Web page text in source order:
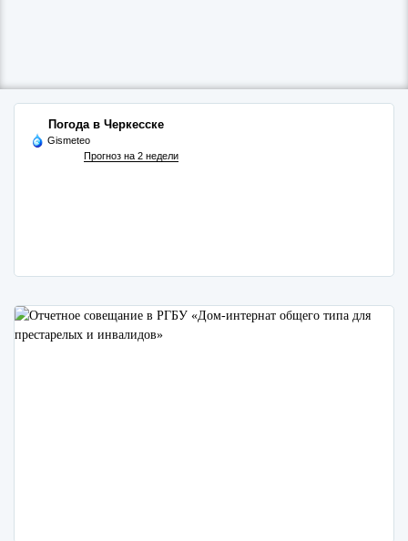
Погода в Черкесске
Gismeteo
Прогноз на 2 недели